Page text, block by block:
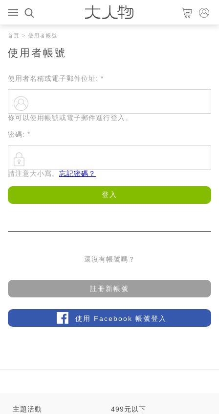
首頁 > 使用者帳號
使用者帳號
使用者名稱或電子郵件位址: *
你可以使用帳號或電子郵件進行登入。
密碼: *
請注意大小寫。 忘記密碼？
登入
還沒有帳號嗎？
註冊新帳號
使用 Facebook 帳號登入
主題活動
499元以下